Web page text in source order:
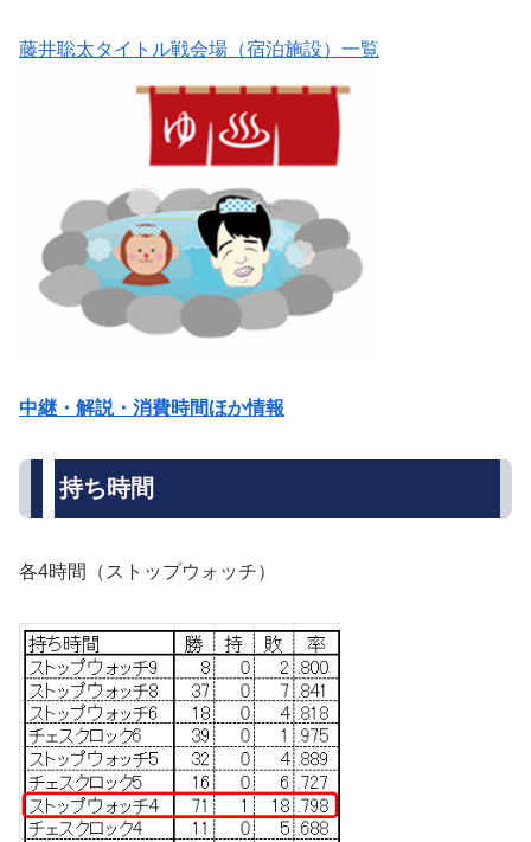
藤井聡太タイトル戦会場（宿泊施設）一覧
中継・解説・消費時間ほか情報
持ち時間
各4時間（ストップウォッチ）